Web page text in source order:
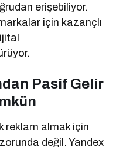
erişebiliyor.
için kazançlı
Pasif Gelir
reklam almak için
değil. Yandex